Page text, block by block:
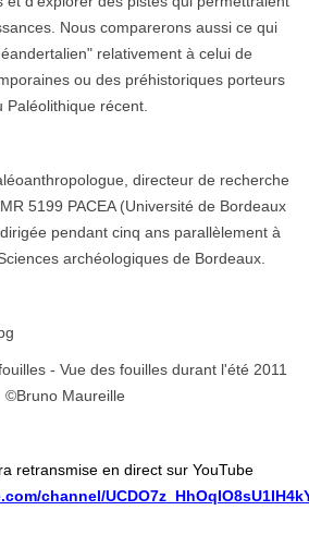
Nous comparerons aussi ce qui
relativement à celui de
ou des préhistoriques porteurs
récent.
directeur de recherche
5199 PACEA (Université de Bordeaux
pendant cinq ans parallèlement à
archéologiques de Bordeaux.
- Vue des fouilles durant l'été 2011
©Bruno Maureille
retransmise en direct sur YouTube
channel/